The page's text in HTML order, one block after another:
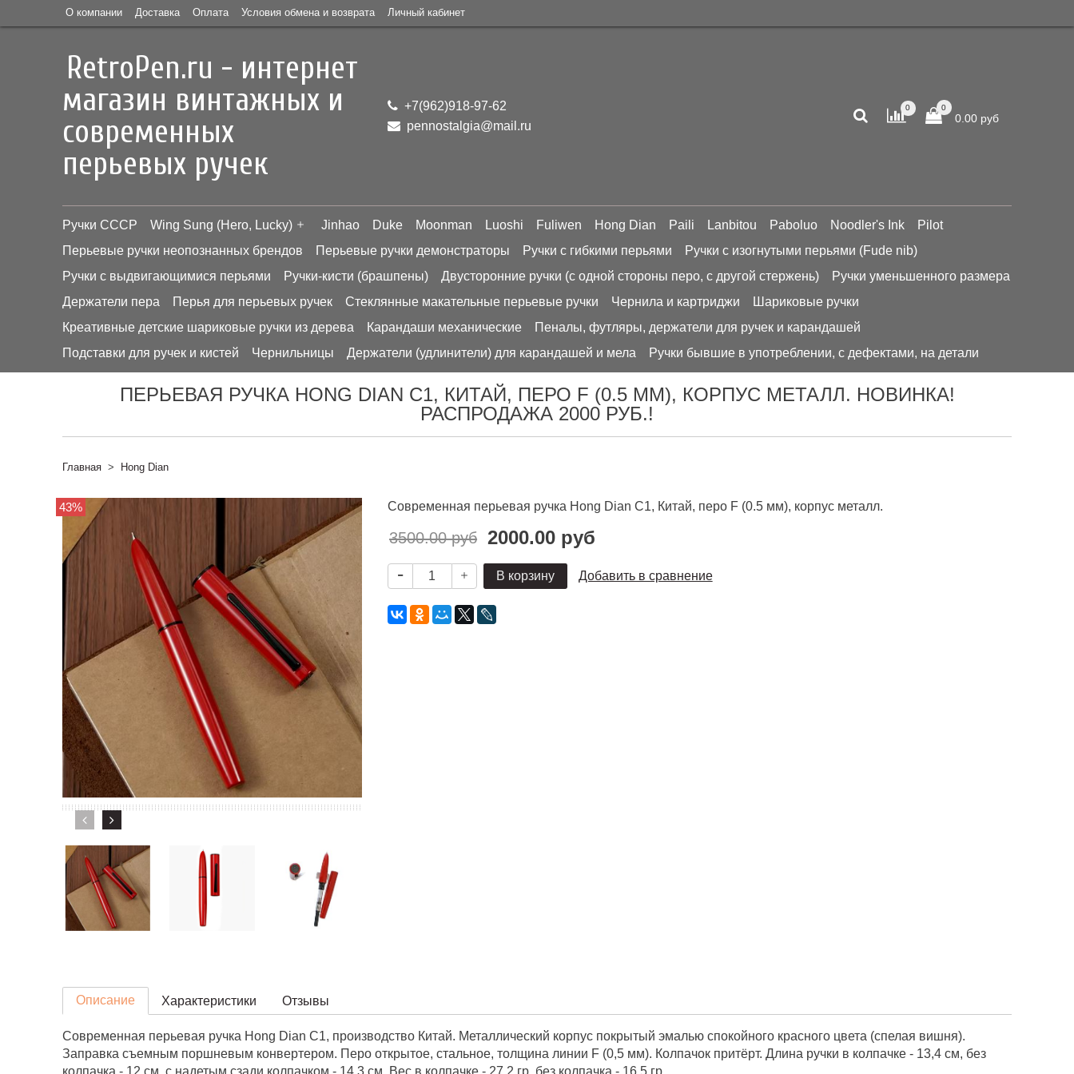
О компании Доставка Оплата Условия обмена и возврата Личный кабинет
RetroPen.ru - интернет
магазин винтажных и
современных
перьевых ручек
+7(962)918-97-62
pennostalgia@mail.ru
0 0
0.00 руб
Ручки СССР Wing Sung (Hero, Lucky) Jinhao Duke Moonman Luoshi Fuliwen Hong Dian Paili Lanbitou Paboluo Noodler's Ink
Pilot
Перьевые ручки неопознанных брендов
Перьевые ручки демонстраторы Ручки с гибкими перьями
Ручки с изогнутыми перьями (Fude nib)
Ручки с выдвигающимися перьями
Ручки-кисти (брашпены) Двусторонние ручки (с одной стороны перо, с другой стержень)
Ручки уменьшенного размера
Держатели пера
Перья для перьевых ручек Стеклянные макательные перьевые ручки Чернила и картриджи
Шариковые ручки
Креативные детские шариковые ручки из дерева
Карандаши механические
Пеналы, футляры, держатели для ручек и карандашей
Подставки для ручек и кистей
Чернильницы Держатели (удлинители) для карандашей и мела Ручки бывшие в употреблении, с дефектами, на детали
ПЕРЬЕВАЯ РУЧКА HONG DIAN C1, КИТАЙ, ПЕРО F (0.5 ММ), КОРПУС МЕТАЛЛ. НОВИНКА!
РАСПРОДАЖА 2000 РУБ.!
Главная Hong Dian
43% Современная перьевая ручка Hong Dian С1, Китай, перо F (0.5 мм), корпус металл.
3500.00 руб 2000.00 руб
В корзину Добавить в сравнение
Описание
Современная перьевая ручка Hong Dian С1, производство Китай. Металлический корпус покрытый эмалью спокойного красного цвета (спелая вишня).
Заправка съемным поршневым конвертером. Перо открытое, стальное, толщина линии F (0,5 мм). Колпачок притёрт. Длина ручки в колпачке - 13,4 см, без
Характеристики Отзывы